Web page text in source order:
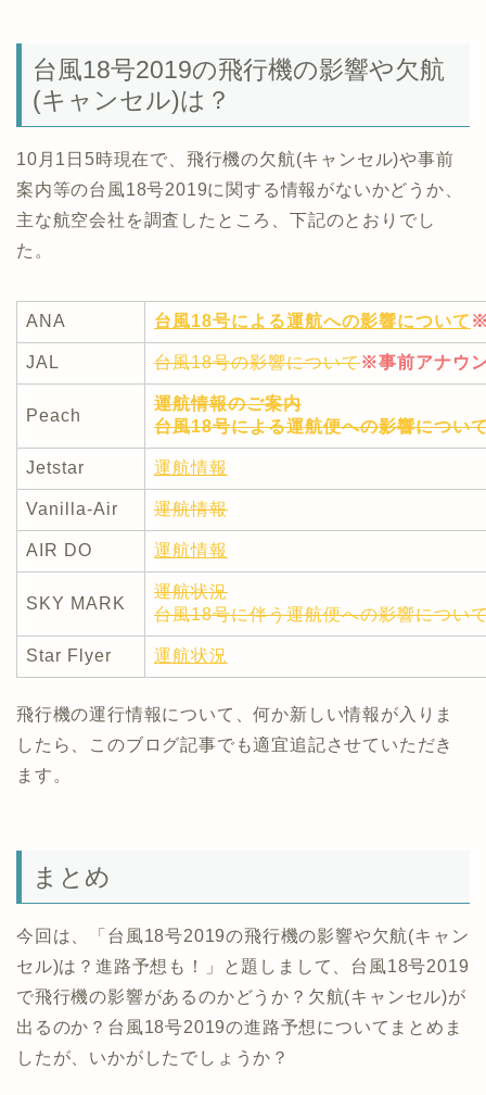
台風18号2019の飛行機の影響や欠航
(キャンセル)は？
10月1日5時現在で、飛行機の欠航(キャンセル)や事前
案内等の台風18号2019に関する情報がないかどうか、
主な航空会社を調査したところ、下記のとおりでし
た。
ANA 台風18号による運航への影響について
JAL 台風18号の影響について※事前アナウ
Peach
運航情報のご案内
台風18号による運航便への影響につい
Jetstar 運航情報
Vanilla-Air 運航情報
AIR DO 運航情報
SKY MARK
運航状況
台風18号に伴う運航便への影響につい
Star Flyer 運航状況
飛行機の運行情報について、何か新しい情報が入りま
したら、このブログ記事でも適宜追記させていただき
ます。
まとめ
今回は、「台風18号2019の飛行機の影響や欠航(キャン
セル)は？進路予想も！」と題しまして、台風18号2019
で飛行機の影響があるのかどうか？欠航(キャンセル)が
出るのか？台風18号2019の進路予想についてまとめま
したが、いかがしたでしょうか？